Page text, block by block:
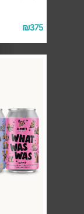
₪375